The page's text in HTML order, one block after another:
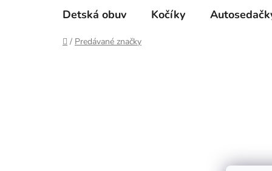
Detská obuv Kočíky
Domov
/ Predávané značky